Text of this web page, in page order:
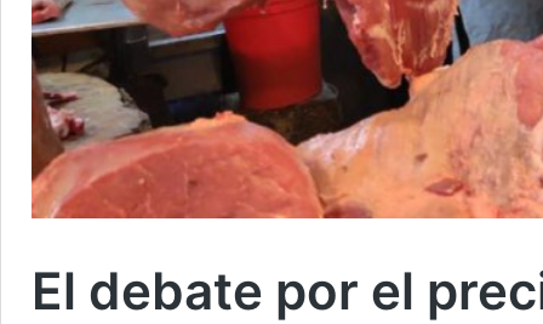
El debate por el